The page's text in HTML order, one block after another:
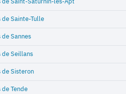
de Saint-Saturnin-les-Apt
de Sainte-Tulle
Sannes
de Seillans
de Sisteron
de Tende